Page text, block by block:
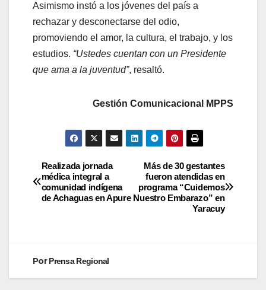
Asimismo instó a los jóvenes del país a
rechazar y desconectarse del odio,
promoviendo el amor, la cultura, el trabajo, y los
estudios. “Ustedes cuentan con un Presidente
que ama a la juventud”, resaltó.
Gestión Comunicacional MPPS
Más de 30 gestantes
fueron atendidas en
programa “Cuidemos
Nuestro Embarazo” en
Yaracuy
Realizada jornada
médica integral a
comunidad indígena
de Achaguas en Apure
PorPrensa Regional